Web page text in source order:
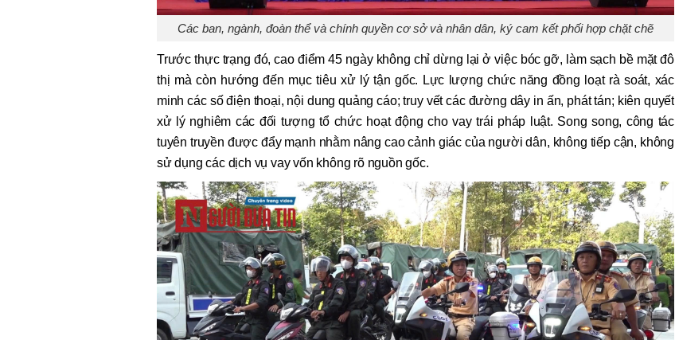
Các ban, ngành, đoàn thể và chính quyền cơ sở và nhân dân, ký cam kết phối hợp chặt chẽ
Trước thực trạng đó, cao điểm 45 ngày không chỉ dừng lại ở việc bóc gỡ, làm sạch bề mặt đô
thị mà còn hướng đến mục tiêu xử lý tận gốc. Lực lượng chức năng đồng loạt rà soát, xác
minh các số điện thoại, nội dung quảng cáo; truy vết các đường dây in ấn, phát tán; kiên quyết
xử lý nghiêm các đối tượng tổ chức hoạt động cho vay trái pháp luật. Song song, công tác
tuyên truyền được đẩy mạnh nhằm nâng cao cảnh giác của người dân, không tiếp cận, không
sử dụng các dịch vụ vay vốn không rõ nguồn gốc.